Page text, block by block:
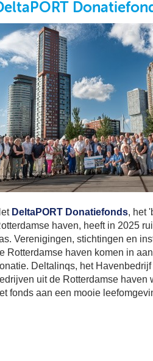
DeltaPORT Donatiefonds, het
haven, heeft in 2025
Verenigingen, stichtingen en
Rotterdamse haven komen in
Deltalinqs, het
uit de Rotterdamse haven
fonds aan een mooie